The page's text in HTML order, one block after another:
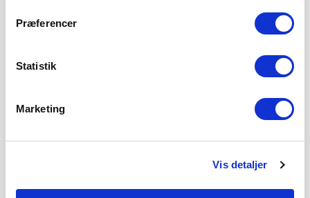
Præferencer
Statistik
Marketing
Vis detaljer